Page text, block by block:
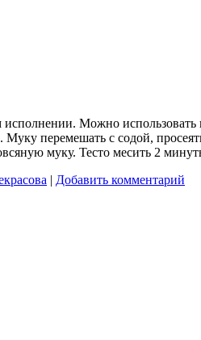
Можно
Муку перемешать с содой,
муку. Тесто месить 2
| Добавить комментарий